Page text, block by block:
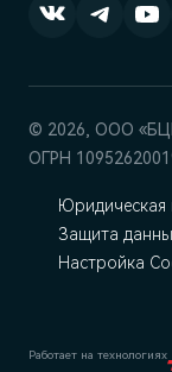
© 2026, ООО
ОГРН
Защита
Настройка
Работает на технологиях